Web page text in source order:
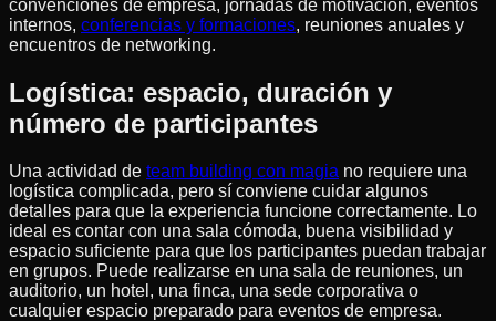
convenciones de empresa, jornadas de motivación, eventos
internos, conferencias y formaciones, reuniones anuales y
encuentros de networking.
Logística: espacio, duración y
número de participantes
Una actividad de team building con magia no requiere una
logística complicada, pero sí conviene cuidar algunos
detalles para que la experiencia funcione correctamente. Lo
ideal es contar con una sala cómoda, buena visibilidad y
espacio suficiente para que los participantes puedan trabajar
en grupos. Puede realizarse en una sala de reuniones, un
auditorio, un hotel, una finca, una sede corporativa o
cualquier espacio preparado para eventos de empresa.